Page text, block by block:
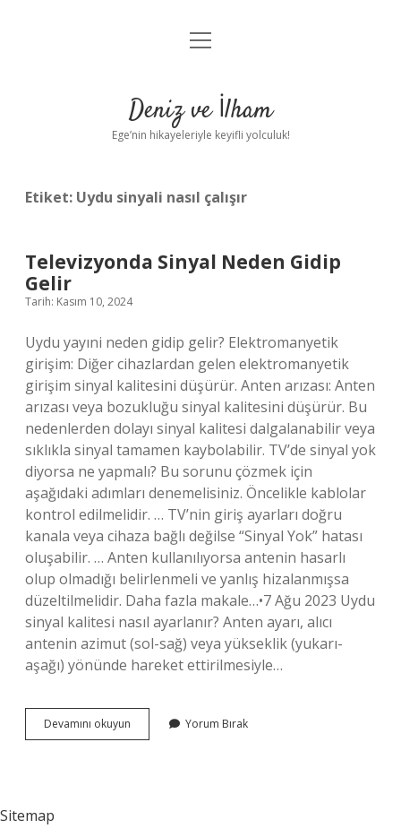
Anasayfa
Yasal Uyarı
menüyü
Deniz ve İlham
Ege’nin hikayeleriyle keyifli yolculuk!
Etiket: Uydu sinyali nasıl çalışır
Televizyonda Sinyal Neden Gidip
Gelir
Tarih: Kasım 10, 2024
Uydu yayıni neden gidip gelir? Elektromanyetik
girişim: Diğer cihazlardan gelen elektromanyetik
girişim sinyal kalitesini düşürür. Anten arızası: Anten
arızası veya bozukluğu sinyal kalitesini düşürür. Bu
nedenlerden dolayı sinyal kalitesi dalgalanabilir veya
sıklıkla sinyal tamamen kaybolabilir. TV’de sinyal yok
diyorsa ne yapmalı? Bu sorunu çözmek için
aşağıdaki adımları denemelisiniz. Öncelikle kablolar
kontrol edilmelidir. … TV’nin giriş ayarları doğru
kanala veya cihaza bağlı değilse “Sinyal Yok” hatası
oluşabilir. … Anten kullanılıyorsa antenin hasarlı
olup olmadığı belirlenmeli ve yanlış hizalanmışsa
düzeltilmelidir. Daha fazla makale…•7 Ağu 2023 Uydu
sinyal kalitesi nasıl ayarlanır? Anten ayarı, alıcı
antenin azimut (sol-sağ) veya yükseklik (yukarı-
aşağı) yönünde hareket ettirilmesiyle…
Devamını okuyun Televizyonda
Sinyal
Yorum Bırak
Sitemap